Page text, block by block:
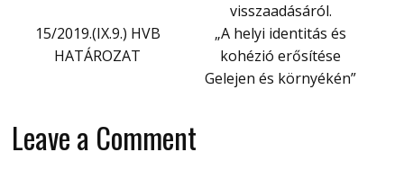
visszaadásáról.
15/2019.(IX.9.) HVB
HATÁROZAT
„A helyi identitás és
kohézió erősítése
Gelejen és környékén”
Leave a Comment